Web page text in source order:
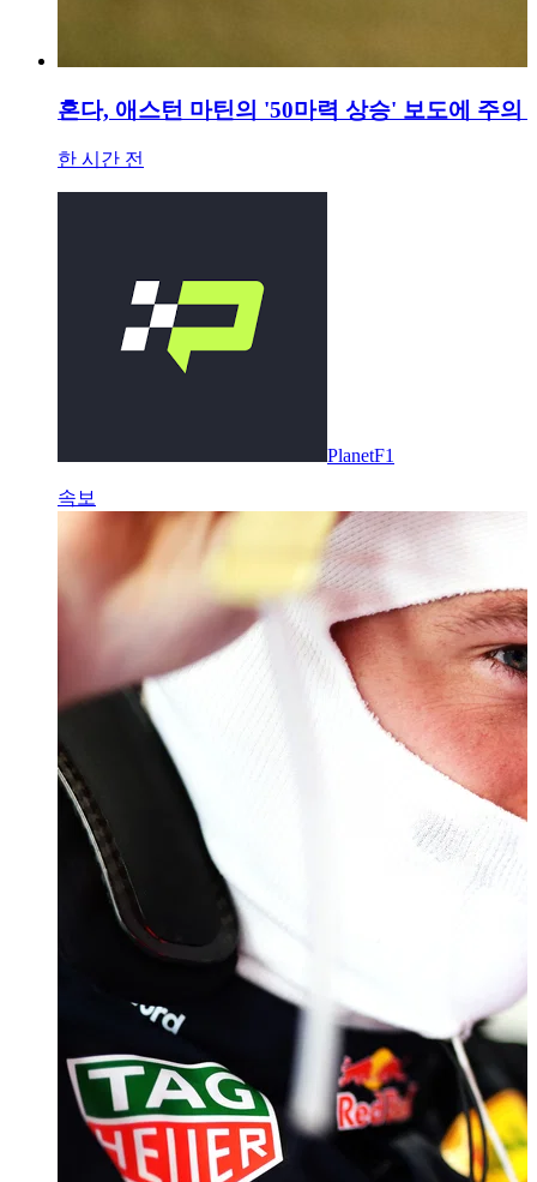
혼다, 애스턴 마틴의 '50마력 상승' 보도에 주
한 시간 전
PlanetF1
속보